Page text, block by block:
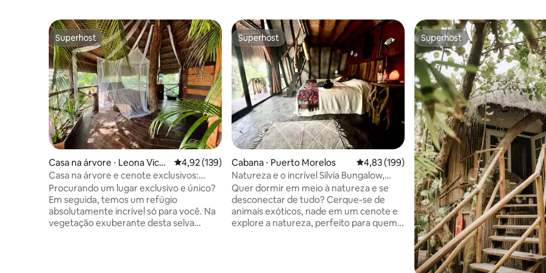
Superhost
Superhost
Casa na árvore ⋅ Leona Vicari
o
4,92 de uma avaliação média de 5, 139 avaliações
4,92 (139)
Casa na árvore e cenote exclusivos:
doces sonhos na selva
Procurando um lugar exclusivo e único?
Em seguida, temos um refúgio
absolutamente incrível só para você. Na
vegetação exuberante desta selva
Superhost
Superhost
Cabana ⋅ Puerto Morelos 4,83 de uma avaliação média de 5, 199
4,83 (199)
Natureza e o incrível Silvia Bungalow,
Rota dos Cenotes
Quer dormir em meio à natureza e se
desconectar de tudo? Cerque-se de
animais exóticos, nade em um cenote e
explore a natureza, perfeito para quem
Superhost
Superhost